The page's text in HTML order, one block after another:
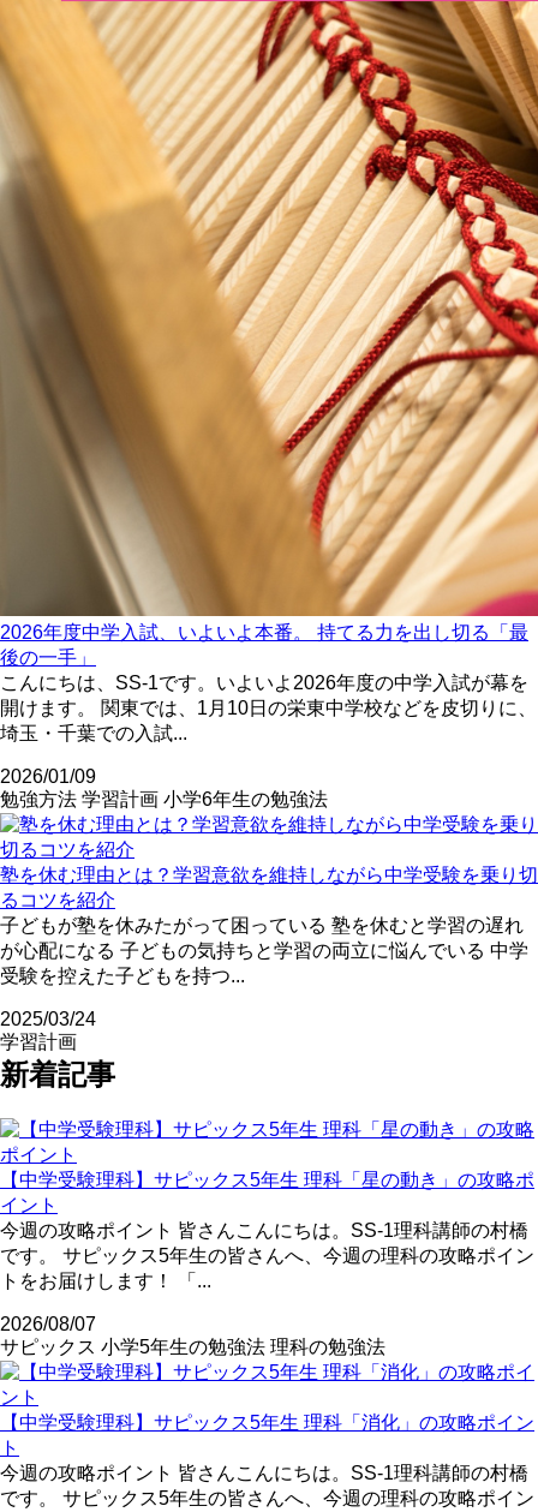
2026年度中学入試、いよいよ本番。 持てる力を出し切る「最
後の一手」
こんにちは、SS-1です。いよいよ2026年度の中学入試が幕を
開けます。 関東では、1月10日の栄東中学校などを皮切りに、
埼玉・千葉での入試...
2026/01/09
勉強方法 学習計画 小学6年生の勉強法
塾を休む理由とは？学習意欲を維持しながら中学受験を乗り切
るコツを紹介
子どもが塾を休みたがって困っている 塾を休むと学習の遅れ
が心配になる 子どもの気持ちと学習の両立に悩んでいる 中学
受験を控えた子どもを持つ...
2025/03/24
学習計画
新着記事
【中学受験理科】サピックス5年生 理科「星の動き」の攻略ポ
イント
今週の攻略ポイント 皆さんこんにちは。SS-1理科講師の村橋
です。 サピックス5年生の皆さんへ、今週の理科の攻略ポイン
トをお届けします！ 「...
2026/08/07
サピックス 小学5年生の勉強法 理科の勉強法
【中学受験理科】サピックス5年生 理科「消化」の攻略ポイン
ト
今週の攻略ポイント 皆さんこんにちは。SS-1理科講師の村橋
です。 サピックス5年生の皆さんへ、今週の理科の攻略ポイン